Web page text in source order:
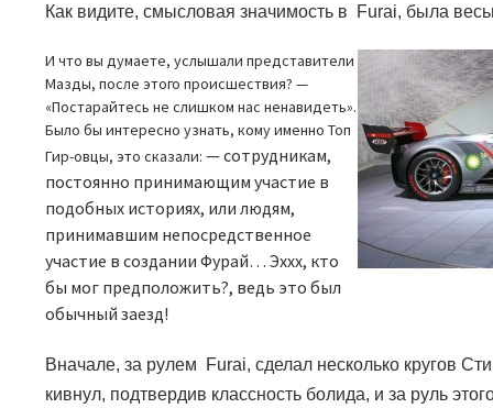
Как видите, смысловая значимость в Furai, была
И что вы думаете, услышали представители
Мазды, после этого происшествия? —
«Постарайтесь не слишком нас ненавидеть».
Было бы интересно узнать, кому именно Топ
Гир-овцы, это сказали:—сотрудникам,
постоянно принимающим участие в
подобных историях, или людям,
принимавшим непосредственное
участие в создании Фурай… Эххх, кто
бы мог предположить?, ведь это был
обычный заезд!
Вначале, за рулем Furai, сделал несколько кругов
кивнул, подтвердив классность болида, и за руль